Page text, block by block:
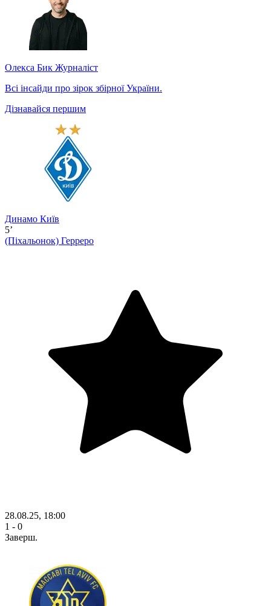
Олекса Бик Журналіст
Всі інсайди про зірок збірної України.
Дізнавайся першим
Динамо Київ
5’
(Піхальонок) Герреро
28.08.25, 18:00
1 - 0
Заверш.